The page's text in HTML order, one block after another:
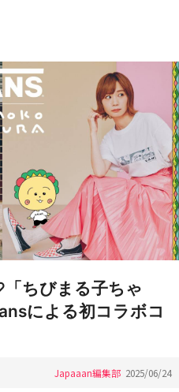
ちびまる子ちゃ
による初コラボコ
Japaaan編集部 2025/06/24